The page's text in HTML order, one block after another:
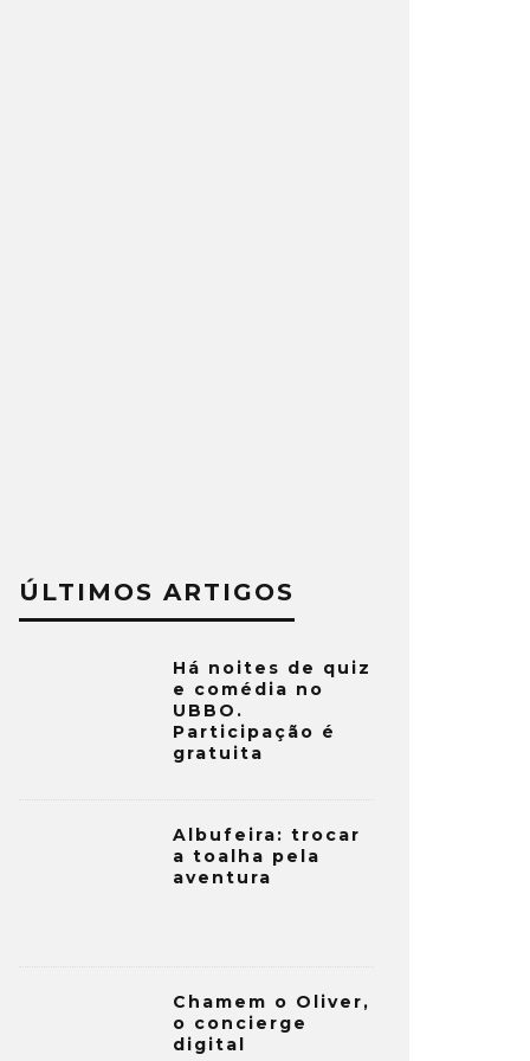
ÚLTIMOS ARTIGOS
Há noites de quiz
e comédia no
UBBO.
Participação é
gratuita
Albufeira: trocar
a toalha pela
aventura
Chamem o Oliver,
o concierge
digital